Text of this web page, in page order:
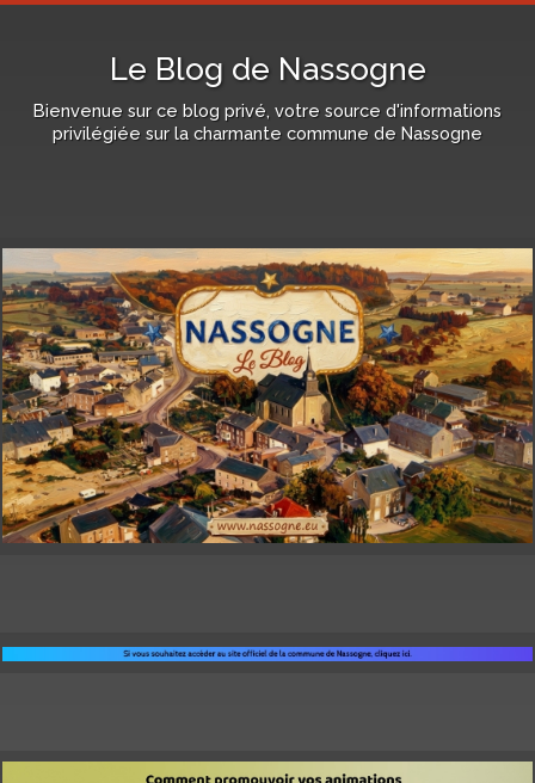
Le Blog de Nassogne
Bienvenue sur ce blog privé, votre source d'informations
privilégiée sur la charmante commune de Nassogne